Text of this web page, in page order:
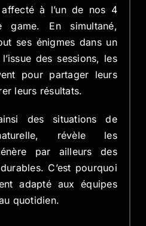
affecté à l’un de nos 4
game. En simultané,
ses énigmes dans un
des sessions, les
pour partager leurs
leurs résultats.
des situations de
révèle les
par ailleurs des
C’est pourquoi
adapté aux équipes
quotidien.